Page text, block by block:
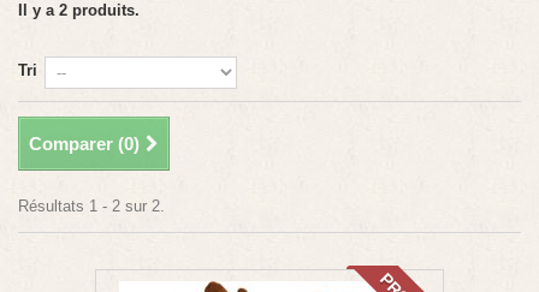
Il y a 2 produits.
Tri
Comparer (0)
Résultats 1 - 2 sur 2.